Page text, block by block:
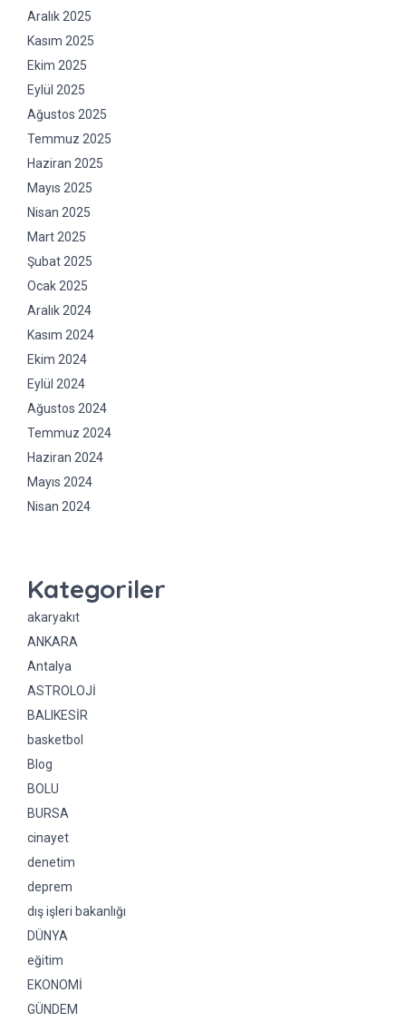
Aralık 2025
Kasım 2025
Ekim 2025
Eylül 2025
Ağustos 2025
Temmuz 2025
Haziran 2025
Mayıs 2025
Nisan 2025
Mart 2025
Şubat 2025
Ocak 2025
Aralık 2024
Kasım 2024
Ekim 2024
Eylül 2024
Ağustos 2024
Temmuz 2024
Haziran 2024
Mayıs 2024
Nisan 2024
Kategoriler
akaryakıt
ANKARA
Antalya
ASTROLOJİ
BALIKESİR
basketbol
Blog
BOLU
BURSA
cinayet
denetim
deprem
dış işleri bakanlığı
DÜNYA
eğitim
EKONOMİ
GÜNDEM